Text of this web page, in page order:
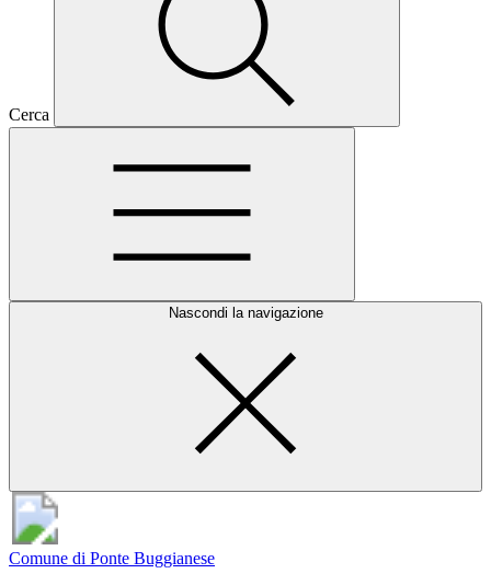
Cerca
Nascondi la navigazione
Comune di Ponte Buggianese